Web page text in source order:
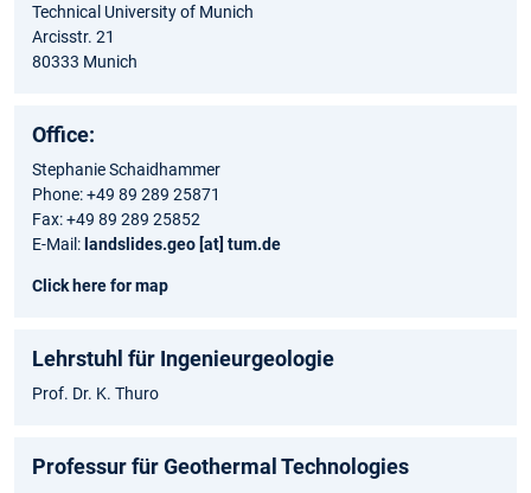
Technical University of Munich
Arcisstr. 21
80333 Munich
Office:
Stephanie Schaidhammer
Phone: +49 89 289 25871
Fax: +49 89 289 25852
E-Mail: landslides.geo [at] tum.de
Click here for map
Lehrstuhl für Ingenieurgeologie
Prof. Dr. K. Thuro
Professur für Geothermal Technologies